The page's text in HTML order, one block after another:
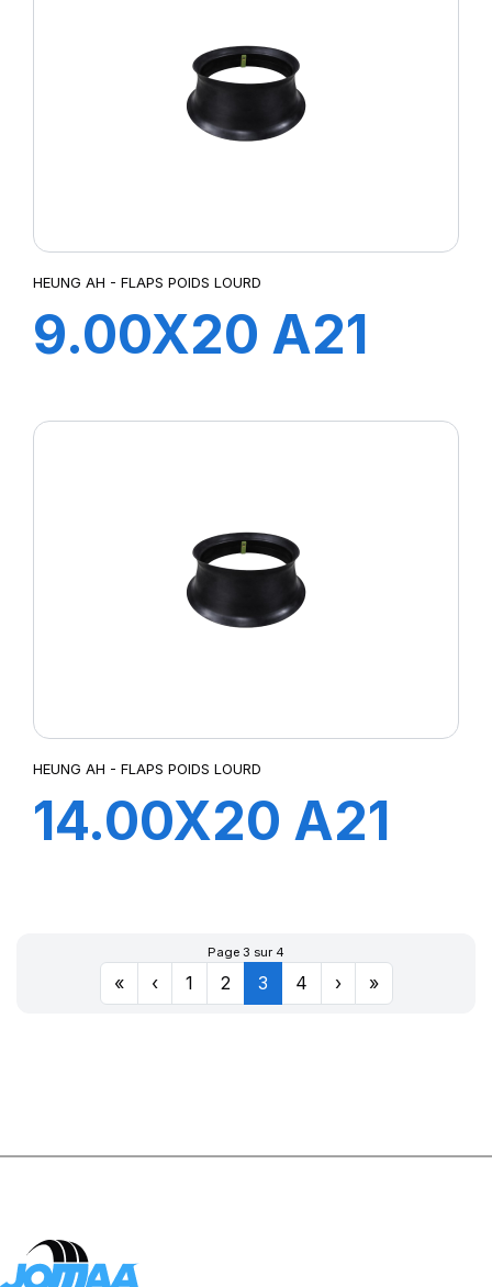
HEUNG AH - FLAPS POIDS LOURD
9.00X20 A21
HEUNG AH - FLAPS POIDS LOURD
14.00X20 A21
Page 3 sur 4
« ‹ 1 2 3 4 › »